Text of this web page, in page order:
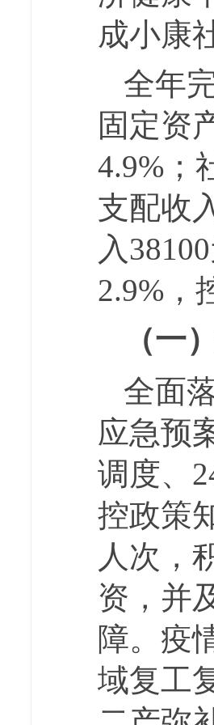
成小康
全年
固定资
4.9%；
支配收
入
2.9%，
（一
全面
应急预
调度、
控政策
人次，
资，并
障。疫
域复工